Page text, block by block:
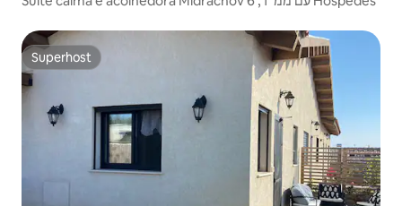
Superhost
Superhost